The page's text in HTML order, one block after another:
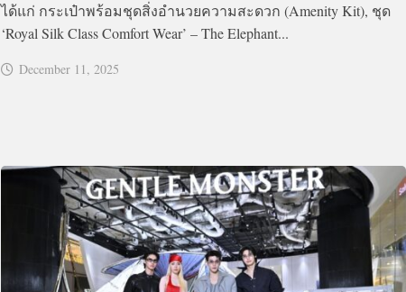
ได้แก่ กระเป๋าพร้อมชุดสิ่งอำนวยความสะดวก (Amenity Kit), ชุด
‘Royal Silk Class Comfort Wear’ – The Elephant...
December 11, 2025